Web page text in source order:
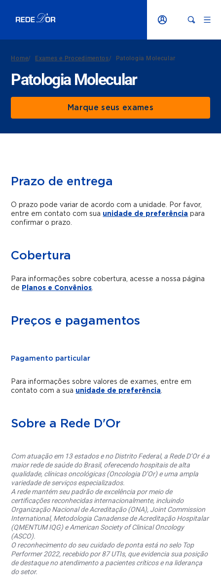
Home/ Exames e Procedimentos/ Patologia Molecular
Patologia Molecular
Marque seus exames
Prazo de entrega
O prazo pode variar de acordo com a unidade. Por favor,
entre em contato com sua unidade de preferência para
confirmar o prazo.
Cobertura
Para informações sobre cobertura, acesse a nossa página
de Planos e Convênios.
Preços e pagamentos
Pagamento particular
Para informações sobre valores de exames, entre em
contato com a sua unidade de preferência.
Sobre a Rede D'Or
Com atuação em 13 estados e no Distrito Federal, a Rede D’Or é a
maior rede de saúde do Brasil, oferecendo hospitais de alta
qualidade, clínicas oncológicas (Oncologia D’Or) e uma ampla
variedade de serviços especializados.
A rede mantém seu padrão de excelência por meio de
certificações reconhecidas internacionalmente, incluindo
Organização Nacional de Acreditação (ONA), Joint Commission
International, Metodologia Canadense de Acreditação Hospitalar
(QMENTUM IQG) e American Society of Clinical Oncology
(ASCO).
O reconhecimento do seu cuidado de ponta está no selo Top
Performer 2022, recebido por 87 UTIs, que evidencia sua posição
de destaque no atendimento a pacientes críticos e na liderança
do setor.